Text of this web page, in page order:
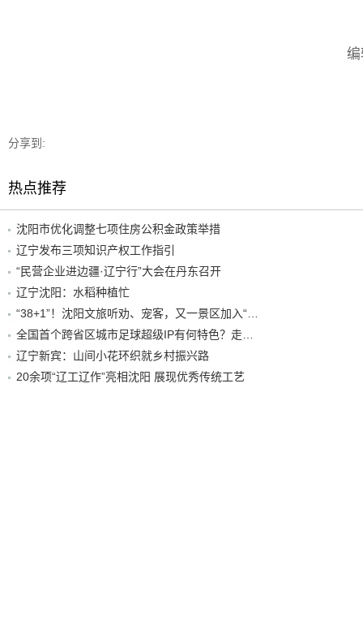
分享到:
热点推荐
沈阳市优化调整七项住房公积金政策举措
辽宁发布三项知识产权工作指引
“民营企业进边疆·辽宁行”大会在丹东召开
辽宁沈阳：水稻种植忙
辽宁新宾：山间小花环织就乡村振兴路
20余项“辽工辽作”亮相沈阳 展现优秀传统工艺